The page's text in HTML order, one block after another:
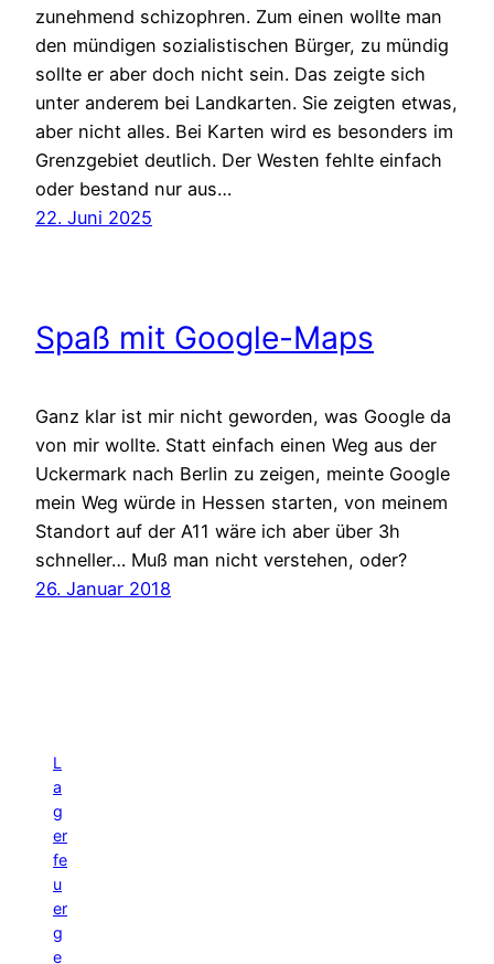
zunehmend schizophren. Zum einen wollte man
den mündigen sozialistischen Bürger, zu mündig
sollte er aber doch nicht sein. Das zeigte sich
unter anderem bei Landkarten. Sie zeigten etwas,
aber nicht alles. Bei Karten wird es besonders im
Grenzgebiet deutlich. Der Westen fehlte einfach
oder bestand nur aus…
22. Juni 2025
Spaß mit Google-Maps
Ganz klar ist mir nicht geworden, was Google da
von mir wollte. Statt einfach einen Weg aus der
Uckermark nach Berlin zu zeigen, meinte Google
mein Weg würde in Hessen starten, von meinem
Standort auf der A11 wäre ich aber über 3h
schneller… Muß man nicht verstehen, oder?
26. Januar 2018
L
a
g
er
fe
u
er
g
e